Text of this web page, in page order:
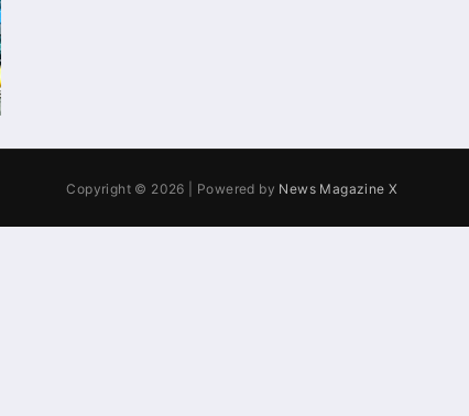
Copyright © 2026 | Powered by News Magazine X